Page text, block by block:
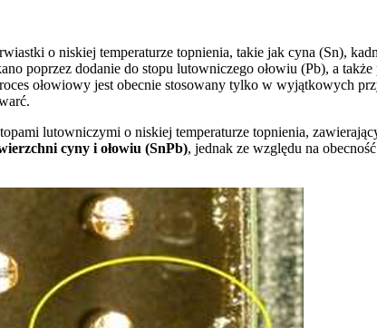
o niskiej temperaturze topnienia, takie jak cyna (Sn),
poprzez dodanie do stopu lutowniczego ołowiu (Pb), a także
ołowiowy jest obecnie stosowany tylko w wyjątkowych
lutowniczymi o niskiej temperaturze topnienia,
cyny i ołowiu (SnPb), jednak ze względu na